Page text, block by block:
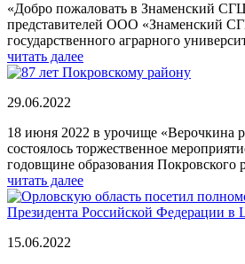
«Добро пожаловать в Знаменский
представителей ООО «Знаменский
государственного аграрного
читать далее
29.06.2022
18 июня 2022 в урочище «Верочкина
состоялось торжественное
годовщине образования Покровского
читать далее
15.06.2022